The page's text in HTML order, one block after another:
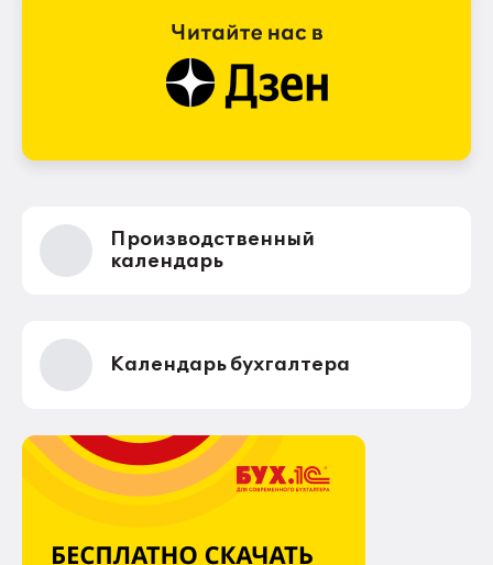
Производственный
календарь
Календарь бухгалтера